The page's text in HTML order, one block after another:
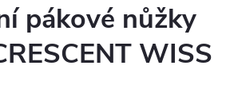
pákové nůžky
WISS